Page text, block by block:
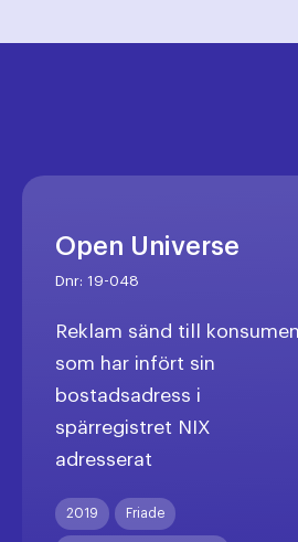
Open Universe
Dnr: 19-048
Reklam sänd till
som har infört sin
bostadsadress i
spärregistret NIX
adresserat
2019 Friade